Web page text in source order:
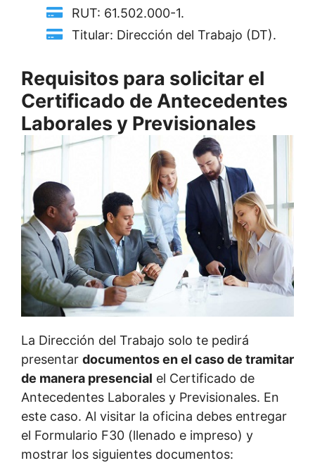
RUT: 61.502.000-1.
Titular: Dirección del Trabajo (DT).
Requisitos para solicitar el
Certificado de Antecedentes
Laborales y Previsionales
La Dirección del Trabajo solo te pedirá
presentar documentos en el caso de tramitar
de manera presencial el Certificado de
Antecedentes Laborales y Previsionales. En
este caso. Al visitar la oficina debes entregar
el Formulario F30 (llenado e impreso) y
mostrar los siguientes documentos: